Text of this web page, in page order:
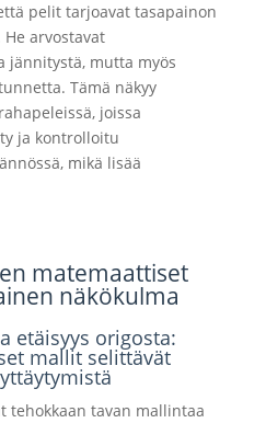
pelit tarjoavat tasapainon
arvostavat
jännitystä, mutta myös
Tämä näkyy
joissa
ja kontrolloitu
mikä lisää
matemaattiset
näkökulma
etäisyys origosta:
mallit selittävät
tehokkaan tavan mallintaa